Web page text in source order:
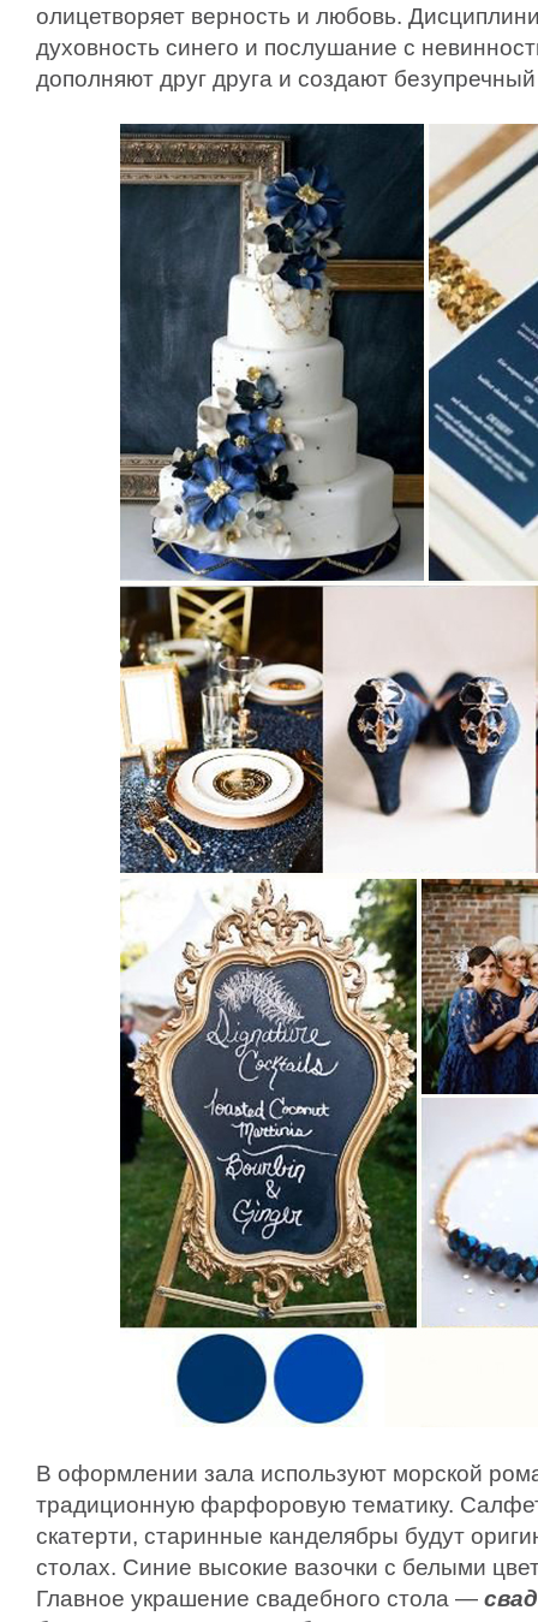
олицетворяет верность и любовь.
духовность синего и послушание с
дополняют друг друга и создают
В оформлении зала используют морской
традиционную фарфоровую тематику.
скатерти, старинные канделябры будут
столах. Синие высокие вазочки с белыми
Главное украшение свадебного стола —